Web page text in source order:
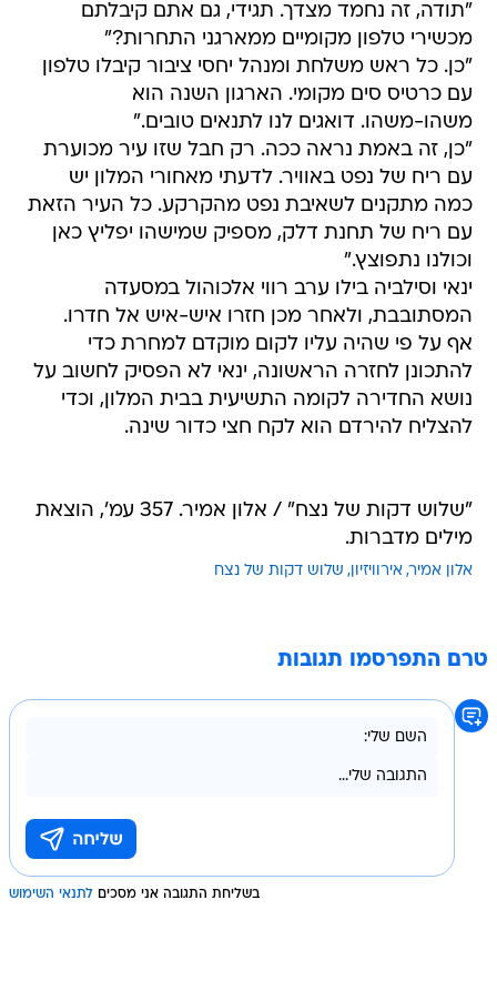
"תודה, זה נחמד מצדך. תגידי, גם אתם קיבלתם
מכשירי טלפון מקומיים ממארגני התחרות?"
"כן. כל ראש משלחת ומנהל יחסי ציבור קיבלו טלפון
עם כרטיס סים מקומי. הארגון השנה הוא
משהו-משהו. דואגים לנו לתנאים טובים."
"כן, זה באמת נראה ככה. רק חבל שזו עיר מכוערת
עם ריח של נפט באוויר. לדעתי מאחורי המלון יש
כמה מתקנים לשאיבת נפט מהקרקע. כל העיר הזאת
עם ריח של תחנת דלק, מספיק שמישהו יפליץ כאן
וכולנו נתפוצץ."
ינאי וסילביה בילו ערב רווי אלכוהול במסעדה
המסתובבת, ולאחר מכן חזרו איש-איש אל חדרו.
אף על פי שהיה עליו לקום מוקדם למחרת כדי
להתכונן לחזרה הראשונה, ינאי לא הפסיק לחשוב על
נושא החדירה לקומה התשיעית בבית המלון, וכדי
להצליח להירדם הוא לקח חצי כדור שינה.
"שלוש דקות של נצח" / אלון אמיר. 357 עמ', הוצאת
מילים מדברות.
אלון אמיר אירוויזיון שלוש דקות של נצח
טרם התפרסמו תגובות
בשליחת התגובה אני מסכים לתנאי השימוש